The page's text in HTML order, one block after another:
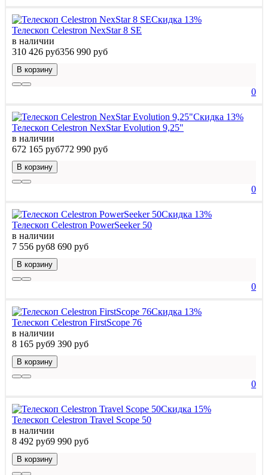
Скидка 13%
Телескоп Celestron NexStar 8 SE
в наличии
310 426 руб356 990 руб
В корзину
0
Скидка 13%
Телескоп Celestron NexStar Evolution 9,25"
в наличии
672 165 руб772 990 руб
В корзину
0
Скидка 13%
Телескоп Celestron PowerSeeker 50
в наличии
7 556 руб8 690 руб
В корзину
0
Скидка 13%
Телескоп Celestron FirstScope 76
в наличии
8 165 руб9 390 руб
В корзину
0
Скидка 15%
Телескоп Celestron Travel Scope 50
в наличии
8 492 руб9 990 руб
В корзину